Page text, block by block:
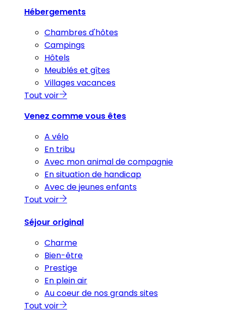
Hébergements
Chambres d'hôtes
Campings
Hôtels
Meublés et gîtes
Villages vacances
Tout voir
Venez comme vous êtes
A vélo
En tribu
Avec mon animal de compagnie
En situation de handicap
Avec de jeunes enfants
Tout voir
Séjour original
Charme
Bien-être
Prestige
En plein air
Au coeur de nos grands sites
Tout voir